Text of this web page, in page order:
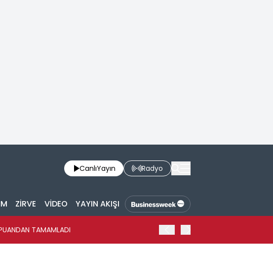
CanlıYayın Radyo
ZİRVE VİDEO YAYIN AKIŞI
TAMAMLADI